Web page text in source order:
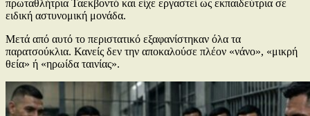
πρωταθλήτρια Ταεκβοντό και είχε εργαστεί ως εκπαιδεύτρια σε
ειδική αστυνομική μονάδα.
Μετά από αυτό το περιστατικό εξαφανίστηκαν όλα τα
παρατσούκλια. Κανείς δεν την αποκαλούσε πλέον «νάνο», «μικρή
θεία» ή «ηρωίδα ταινίας».